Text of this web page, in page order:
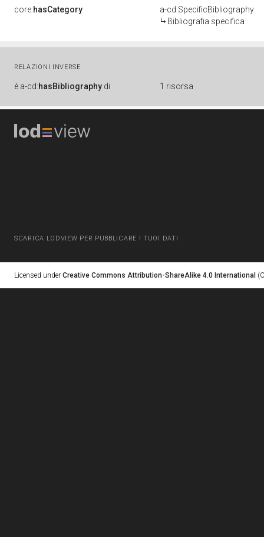
core:hasCategory
a-cd:SpecificBibliography
Bibliografia specifica
RELAZIONI INVERSE
è a-cd:hasBibliography di 1 risorsa
SCARICA LODVIEW PER PUBBLICARE I TUOI DATI
Licensed under Creative Commons Attribution-ShareAlike 4.0 International